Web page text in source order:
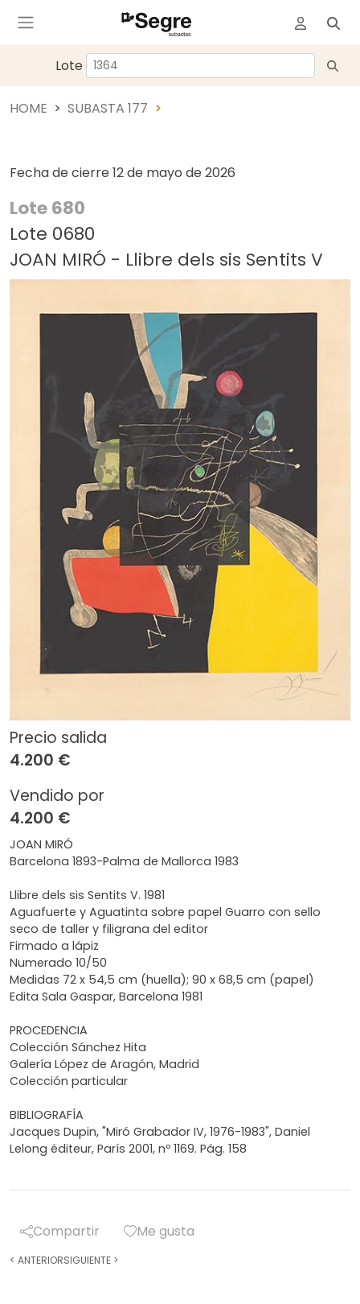
Lote
HOME SUBASTA 177
Fecha de cierre 12 de mayo de 2026
Lote 680
Lote 0680
JOAN MIRÓ - Llibre dels sis Sentits V
Precio salida
4.200 €
Vendido por
4.200 €
JOAN MIRÓ
Barcelona 1893-Palma de Mallorca 1983
Llibre dels sis Sentits V. 1981
Aguafuerte y Aguatinta sobre papel Guarro con sello
seco de taller y filigrana del editor
Firmado a lápiz
Numerado 10/50
Medidas 72 x 54,5 cm (huella); 90 x 68,5 cm (papel)
Edita Sala Gaspar, Barcelona 1981
PROCEDENCIA
Colección Sánchez Hita
Galería López de Aragón, Madrid
Colección particular
BIBLIOGRAFÍA
Jacques Dupin, "Miró Grabador IV, 1976-1983", Daniel
Lelong éditeur, París 2001, nº 1169. Pág. 158
Compartir Me gusta
< ANTERIORSIGUIENTE >